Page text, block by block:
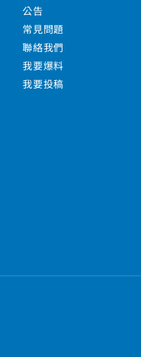
公告
常見問題
聯絡我們
我要爆料
我要投稿